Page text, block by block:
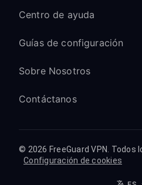
Centro de ayuda
Guías de configuración
Sobre Nosotros
Contáctanos
© 2026 FreeGuard VPN. Todos
Configuración de cookies